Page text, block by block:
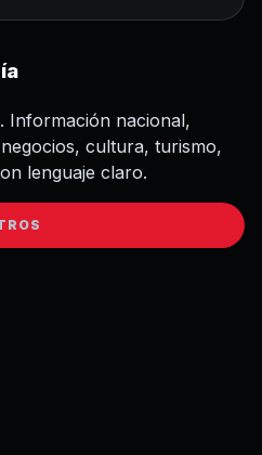
Información nacional,
cultura, turismo,
lenguaje claro.